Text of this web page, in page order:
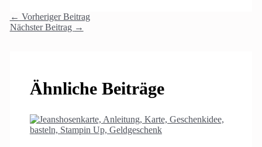
← Vorheriger Beitrag
Nächster Beitrag →
Ähnliche Beiträge